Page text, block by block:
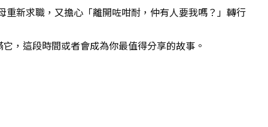
新求職，又擔心「離開咗咁耐，仲有人要我嗎？」轉行
，這段時間或者會成為你最值得分享的故事。